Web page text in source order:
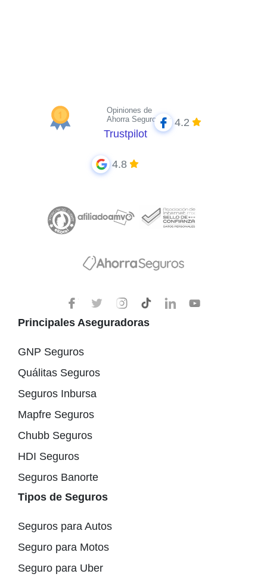
Opiniones de
Ahorra Seguros
Trustpilot
4.2
4.8
Principales Aseguradoras
GNP Seguros
Quálitas Seguros
Seguros Inbursa
Mapfre Seguros
Chubb Seguros
HDI Seguros
Seguros Banorte
Tipos de Seguros
Seguros para Autos
Seguro para Motos
Seguro para Uber